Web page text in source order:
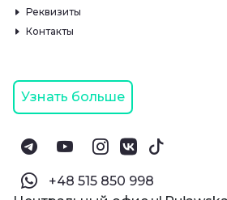
Реквизиты
Контакты
Узнать больше
‪+48 515 850 998‬